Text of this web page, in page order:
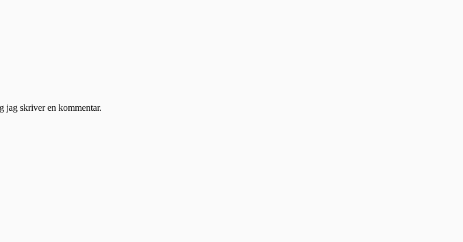
jag skriver en kommentar.